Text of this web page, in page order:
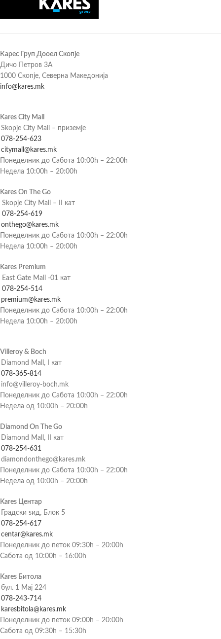
Карес Груп Дооел Скопје
Дичо Петров 3А
1000 Скопје, Северна Македонија
info@kares.mk
Kares City Mall
Skopje City Mall – приземје
078-254-623
citymall@kares.mk
Понеделник до Сабота 10:00h – 22:00h
Недела 10:00h – 20:00h
Kares On The Go
Skopje City Mall – II кат
078-254-619
onthego@kares.mk
Понеделник до Сабота 10:00h – 22:00h
Недела 10:00h – 20:00h
Kares Premium
East Gate Mall -01 кат
078-254-514
premium@kares.mk
Понеделник до Сабота 10:00h – 22:00h
Недела 10:00h – 20:00h
Villeroy & Boch
Diamond Mall, I кат
078-365-814
info@villeroy-boch.mk
Понеделник до Сабота 10:00h – 22:00h
Недела од 10:00h – 20:00h
Diamond On The Go
Diamond Mall, II кат
078-254-631
diamondonthego@kares.mk
Понеделник до Сабота 10:00h – 22:00h
Недела од 10:00h – 20:00h
Kares Центар
Градски ѕид, Блок 5
078-254-617
centar@kares.mk
Понеделник до петок 09:30h – 20:00h
Сабота од 10:00h – 16:00h
Kares Битола
бул. 1 Мај 224
078-243-714
karesbitola@kares.mk
Понеделник до петок 09:00h – 20:00h
Сабота од 09:30h – 15:30h